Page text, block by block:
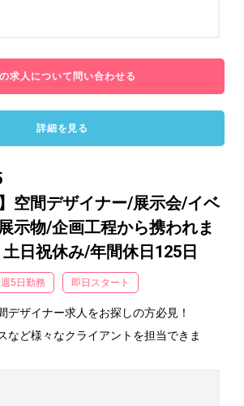
求人について問い合わせる
詳細を見る
空間デザイナー/展示会/イベ
示物/企画工程から携われま
日祝休み/年間休日125日
週5日勤務 即日スタート
ザイナー求人をお探しの方必見！
など様々なクライアントを担当できま